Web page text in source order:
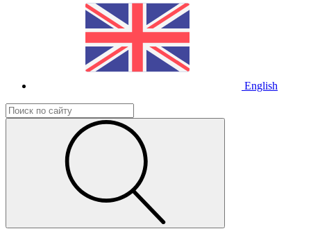
English